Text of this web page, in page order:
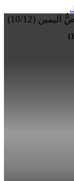
(10/12)